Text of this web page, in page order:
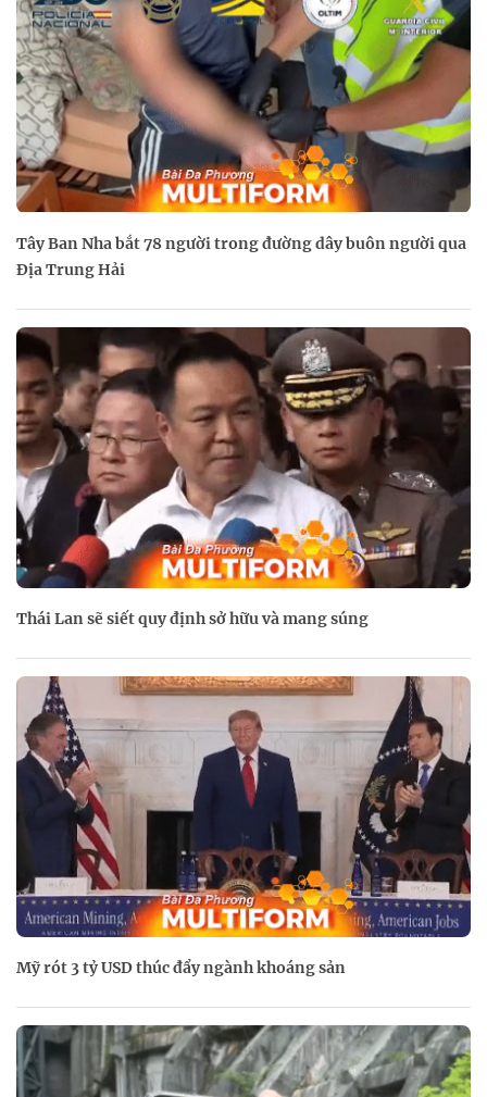
Tây Ban Nha bắt 78 người trong đường dây buôn người qua
Địa Trung Hải
Thái Lan sẽ siết quy định sở hữu và mang súng
Mỹ rót 3 tỷ USD thúc đẩy ngành khoáng sản